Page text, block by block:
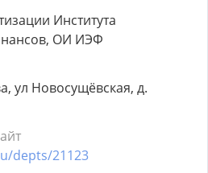
Института
ОИ ИЭФ
ул Новосущёвская, д.
depts/21123